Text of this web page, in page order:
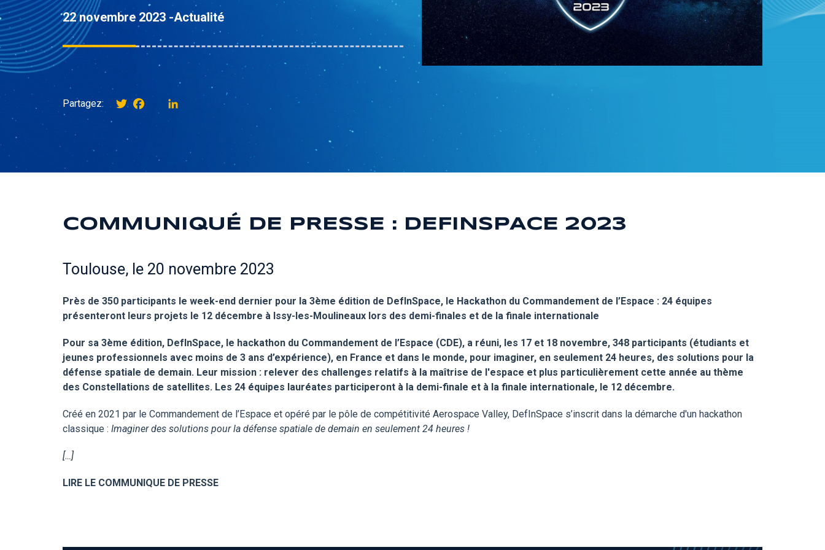
22 novembre 2023 -Actualité
Partagez: TwitterFacebookinstagram
COMMUNIQUÉ DE PRESSE : DEFINSPACE 2023
Toulouse, le 20 novembre 2023
Près de 350 participants le week-end dernier pour la 3ème édition de DefInSpace, le Hackathon du Commandement de l’Espace : 24 équipes
présenteront leurs projets le 12 décembre à Issy-les-Moulineaux lors des demi-finales et de la finale internationale
Pour sa 3ème édition, DefInSpace, le hackathon du Commandement de l’Espace (CDE), a réuni, les 17 et 18 novembre, 348 participants (étudiants et
jeunes professionnels avec moins de 3 ans d’expérience), en France et dans le monde, pour imaginer, en seulement 24 heures, des solutions pour la
défense spatiale de demain. Leur mission : relever des challenges relatifs à la maîtrise de l'espace et plus particulièrement cette année au thème
des Constellations de satellites. Les 24 équipes lauréates participeront à la demi-finale et à la finale internationale, le 12 décembre.
Créé en 2021 par le Commandement de l’Espace et opéré par le pôle de compétitivité Aerospace Valley, DefInSpace s’inscrit dans la démarche d'un hackathon
classique : Imaginer des solutions pour la défense spatiale de demain en seulement 24 heures !
[…]
LIRE LE COMMUNIQUE DE PRESSE